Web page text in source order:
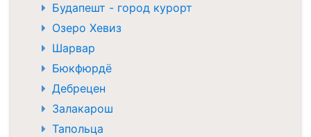
Будапешт - город курорт
Озеро Хевиз
Шарвар
Бюкфюрдё
Дебрецен
Залакарош
Тапольца